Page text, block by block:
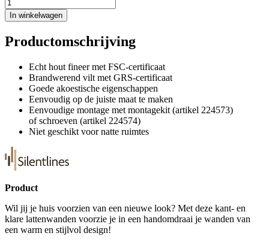
In winkelwagen
Productomschrijving
Echt hout fineer met FSC-certificaat
Brandwerend vilt met GRS-certificaat
Goede akoestische eigenschappen
Eenvoudig op de juiste maat te maken
Eenvoudige montage met montagekit (artikel 224573)
of schroeven (artikel 224574)
Niet geschikt voor natte ruimtes
Product
Wil jij je huis voorzien van een nieuwe look? Met deze kant- en
klare lattenwanden voorzie je in een handomdraai je wanden van
een warm en stijlvol design!